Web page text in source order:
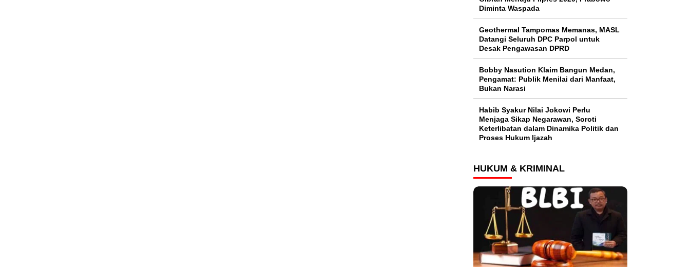
Diminta Waspada
Geothermal Tampomas Memanas, MASL
Datangi Seluruh DPC Parpol untuk
Desak Pengawasan DPRD
Bobby Nasution Klaim Bangun Medan,
Pengamat: Publik Menilai dari Manfaat,
Bukan Narasi
Habib Syakur Nilai Jokowi Perlu
Menjaga Sikap Negarawan, Soroti
Keterlibatan dalam Dinamika Politik dan
Proses Hukum Ijazah
HUKUM & KRIMINAL